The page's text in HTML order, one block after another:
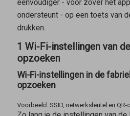
eenvoudiger - voor zover het
ondersteunt - op een toets van
drukken.
1 Wi-Fi-instellingen van
opzoeken
Wi-Fi-instellingen in de
opzoeken
Voorbeeld: SSID, netwerksleutel en QR-